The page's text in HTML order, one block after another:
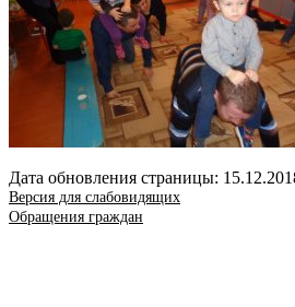
Дата обновления страницы:
Версия для слабовидящих
Обращения граждан